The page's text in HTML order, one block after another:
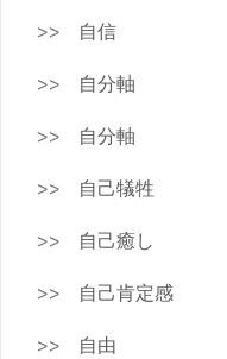
自信
自分軸
自分軸
自己犠牲
自己癒し
自己肯定感
自由